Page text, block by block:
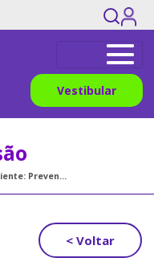
Vestibular
Educação sobre o Câncer de Pele
< Voltar